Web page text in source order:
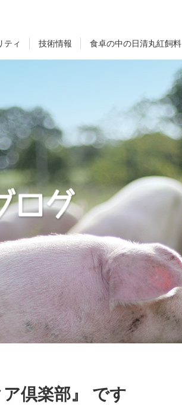
ティ 技術情報 食卓の中の日清丸紅飼料
倶楽部』 です